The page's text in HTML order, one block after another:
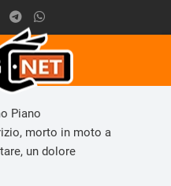
Piano
morto in moto a
un dolore